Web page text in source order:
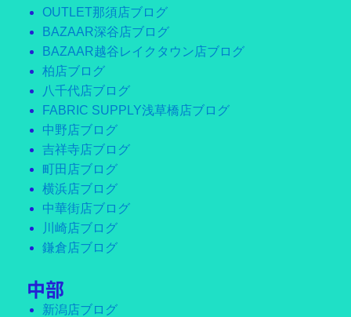
OUTLET那須店ブログ
BAZAAR深谷店ブログ
BAZAAR越谷レイクタウン店ブログ
柏店ブログ
八千代店ブログ
FABRIC SUPPLY浅草橋店ブログ
中野店ブログ
吉祥寺店ブログ
町田店ブログ
横浜店ブログ
中華街店ブログ
川崎店ブログ
鎌倉店ブログ
中部
新潟店ブログ